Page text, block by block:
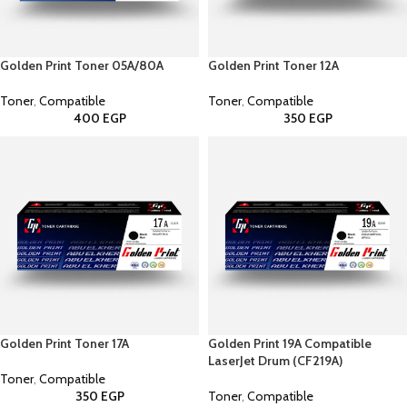
Golden Print Toner 05A/80A
Toner, Compatible
400 EGP
Golden Print Toner 12A
Toner, Compatible
350 EGP
Golden Print Toner 17A
Toner, Compatible
350 EGP
Golden Print 19A Compatible
LaserJet Drum (CF219A)
Toner, Compatible